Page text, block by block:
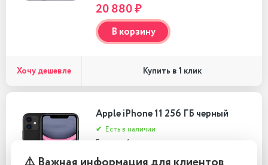
20 880 ₽
В корзину
Хочу дешевле Купить в 1 клик
Apple iPhone 11 256 ГБ черный
✔ Есть в наличии
Гарантия 1 год